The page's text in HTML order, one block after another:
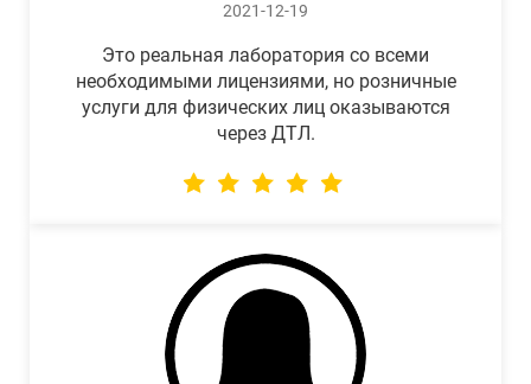
2021-12-19
Это реальная лаборатория со всеми
необходимыми лицензиями, но розничные
услуги для физических лиц оказываются
через ДТЛ.